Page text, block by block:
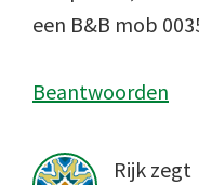
een B&B mob
Beantwoorden
Rijk zegt